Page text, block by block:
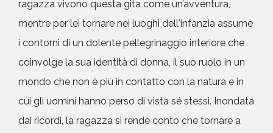
ragazza vivono questa gita come un’avventura,
mentre per lei tornare nei luoghi dell'infanzia assume
i contorni di un dolente pellegrinaggio interiore che
coinvolge la sua identità di donna, il suo ruolo in un
mondo che non è più in contatto con la natura e in
cui gli uomini hanno perso di vista sé stessi. Inondata
dai ricordi, la ragazza si rende conto che tornare a